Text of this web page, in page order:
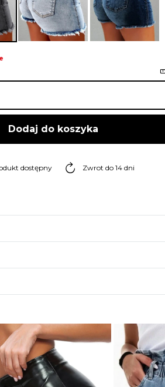
Dodaj do koszyka
dostępny Zwrot do 14 dni